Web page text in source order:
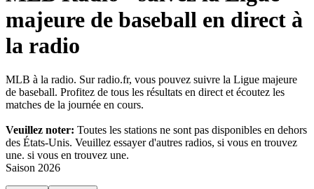
majeure de baseball en direct à
la radio
MLB à la radio. Sur radio.fr, vous pouvez suivre la Ligue majeure
de baseball. Profitez de tous les résultats en direct et écoutez les
matches de la journée en cours.
Veuillez noter: Toutes les stations ne sont pas disponibles en dehors
des États-Unis. Veuillez essayer d'autres radios, si vous en trouvez
une. si vous en trouvez une.
Saison 2026